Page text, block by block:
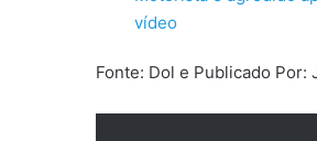
vídeo
Fonte: Dol e Publicado